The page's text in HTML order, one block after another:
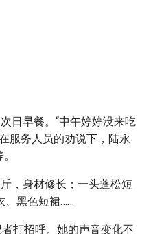
日早餐。“中午婷婷没来吃
服务人员的劝说下，陆永
，身材修长；一头蓬松短
、黑色短裙……
打招呼。她的声音变化不